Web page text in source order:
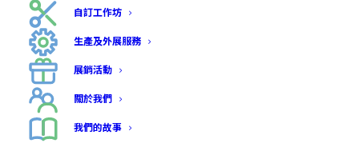
自訂工作坊
生產及外展服務
展銷活動
關於我們
我們的故事